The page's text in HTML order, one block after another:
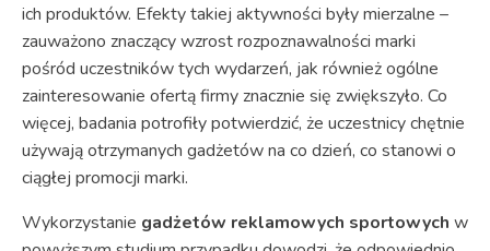
ich produktów. Efekty takiej aktywności były mierzalne –
zauważono znaczący wzrost rozpoznawalności marki
pośród uczestników tych wydarzeń, jak również ogólne
zainteresowanie ofertą firmy znacznie się zwiększyło. Co
więcej, badania potrofiły potwierdzić, że uczestnicy chętnie
używają otrzymanych gadżetów na co dzień, co stanowi o
ciągłej promocji marki.
Wykorzystanie gadżetów reklamowych sportowych w